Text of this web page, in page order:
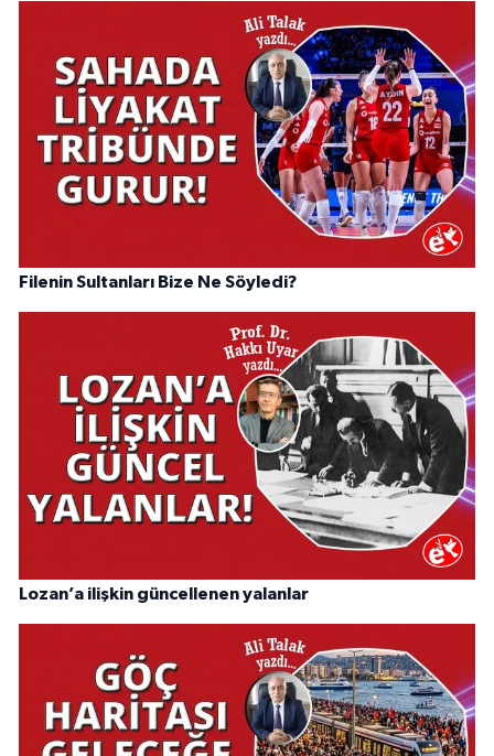
Filenin Sultanları Bize Ne Söyledi?
Lozan’a ilişkin güncellenen yalanlar